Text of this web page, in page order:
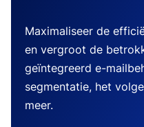
Maximaliseer de
en vergroot de
geïntegreerd e-
segmentatie, het
meer.